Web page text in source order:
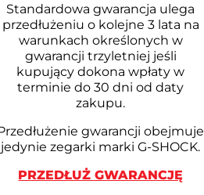
Standardowa gwarancja ulega
przedłużeniu o kolejne 3 lata na
warunkach określonych w
gwarancji trzyletniej jeśli
kupujący dokona wpłaty w
terminie do 30 dni od daty
zakupu.
gwarancji obejmuje
jedynie zegarki marki G-SHOCK.
PRZEDŁUŻ GWARANCJĘ